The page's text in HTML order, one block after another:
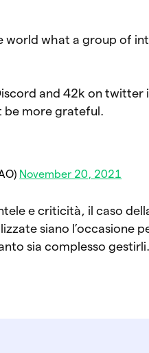
world what a group of
and 42k on twitter
be more grateful.
November 20, 2021
e criticità, il caso
siano l’occasione
sia complesso gestirli.